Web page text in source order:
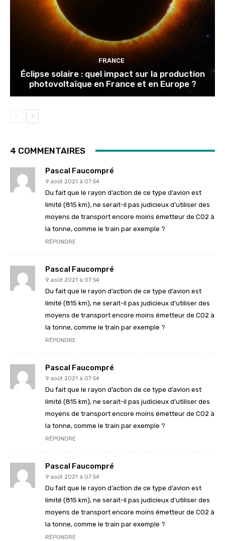
FRANCE
Éclipse solaire : quel impact sur la production
photovoltaïque en France et en Europe ?
4 COMMENTAIRES
Pascal Faucompré
9 août 2021 à 07:54
Du fait que le rayon d’action de ce type d’avion est
limité (815 km), ne serait-il pas judicieux d’utiliser des
moyens de transport encore moins émetteur de CO2 à
la tonne, comme le train par exemple ?
RÉPONDRE
Pascal Faucompré
9 août 2021 à 07:54
Du fait que le rayon d’action de ce type d’avion est
limité (815 km), ne serait-il pas judicieux d’utiliser des
moyens de transport encore moins émetteur de CO2 à
la tonne, comme le train par exemple ?
RÉPONDRE
Pascal Faucompré
9 août 2021 à 07:54
Du fait que le rayon d’action de ce type d’avion est
limité (815 km), ne serait-il pas judicieux d’utiliser des
moyens de transport encore moins émetteur de CO2 à
la tonne, comme le train par exemple ?
RÉPONDRE
Pascal Faucompré
9 août 2021 à 07:54
Du fait que le rayon d’action de ce type d’avion est
limité (815 km), ne serait-il pas judicieux d’utiliser des
moyens de transport encore moins émetteur de CO2 à
la tonne, comme le train par exemple ?
RÉPONDRE